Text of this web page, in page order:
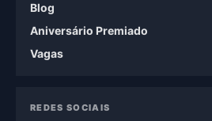
Blog
Aniversário Premiado
Vagas
REDES SOCIAIS